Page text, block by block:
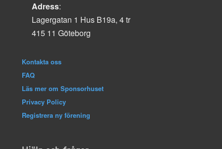
Adress:
Lagergatan 1 Hus B19a, 4 tr
415 11 Göteborg
Kontakta oss
FAQ
Läs mer om Sponsorhuset
Privacy Policy
Registrera ny förening